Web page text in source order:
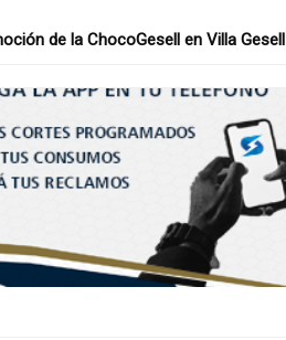
de la ChocoGesell en Villa Gesell